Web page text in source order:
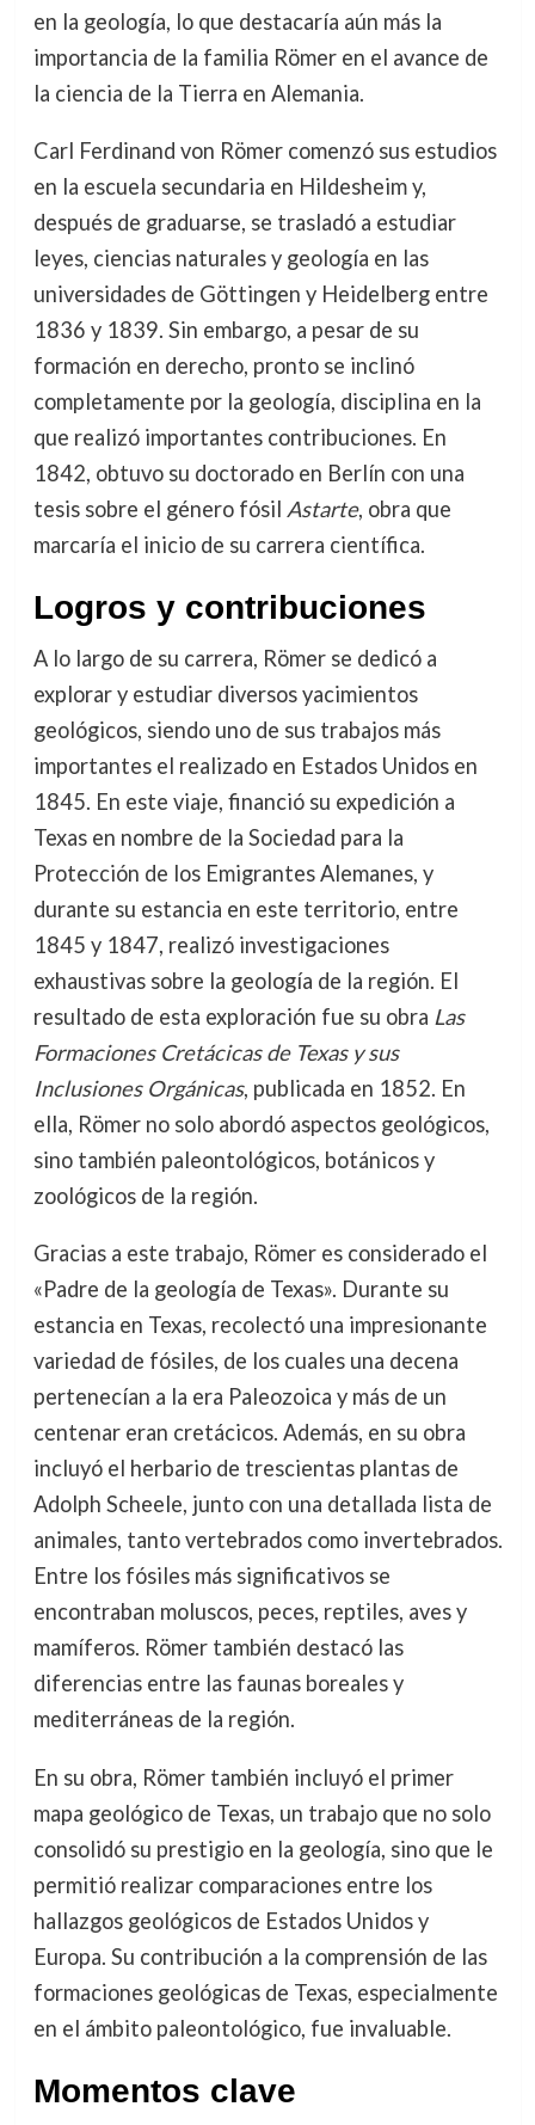
en la geología, lo que destacaría aún más la
importancia de la familia Römer en el avance de
la ciencia de la Tierra en Alemania.
Carl Ferdinand von Römer comenzó sus estudios
en la escuela secundaria en Hildesheim y,
después de graduarse, se trasladó a estudiar
leyes, ciencias naturales y geología en las
universidades de Göttingen y Heidelberg entre
1836 y 1839. Sin embargo, a pesar de su
formación en derecho, pronto se inclinó
completamente por la geología, disciplina en la
que realizó importantes contribuciones. En
1842, obtuvo su doctorado en Berlín con una
tesis sobre el género fósil Astarte, obra que
marcaría el inicio de su carrera científica.
Logros y contribuciones
A lo largo de su carrera, Römer se dedicó a
explorar y estudiar diversos yacimientos
geológicos, siendo uno de sus trabajos más
importantes el realizado en Estados Unidos en
1845. En este viaje, financió su expedición a
Texas en nombre de la Sociedad para la
Protección de los Emigrantes Alemanes, y
durante su estancia en este territorio, entre
1845 y 1847, realizó investigaciones
exhaustivas sobre la geología de la región. El
resultado de esta exploración fue su obra Las
Formaciones Cretácicas de Texas y sus
Inclusiones Orgánicas, publicada en 1852. En
ella, Römer no solo abordó aspectos geológicos,
sino también paleontológicos, botánicos y
zoológicos de la región.
Gracias a este trabajo, Römer es considerado el
«Padre de la geología de Texas». Durante su
estancia en Texas, recolectó una impresionante
variedad de fósiles, de los cuales una decena
pertenecían a la era Paleozoica y más de un
centenar eran cretácicos. Además, en su obra
incluyó el herbario de trescientas plantas de
Adolph Scheele, junto con una detallada lista de
animales, tanto vertebrados como invertebrados.
Entre los fósiles más significativos se
encontraban moluscos, peces, reptiles, aves y
mamíferos. Römer también destacó las
diferencias entre las faunas boreales y
mediterráneas de la región.
En su obra, Römer también incluyó el primer
mapa geológico de Texas, un trabajo que no solo
consolidó su prestigio en la geología, sino que le
permitió realizar comparaciones entre los
hallazgos geológicos de Estados Unidos y
Europa. Su contribución a la comprensión de las
formaciones geológicas de Texas, especialmente
en el ámbito paleontológico, fue invaluable.
Momentos clave